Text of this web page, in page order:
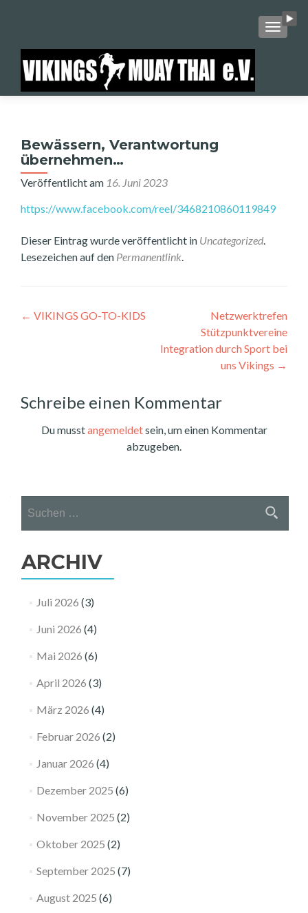
Bewässern, Verantwortung
übernehmen…
Veröffentlicht am 16. Juni 2023
https://www.facebook.com/reel/3468210860119849
Dieser Eintrag wurde veröffentlicht in Uncategorized.
Lesezeichen auf den Permanentlink.
Beitragsnavigation
← VIKINGS GO-TO-KIDS
Netzwerktrefen
Stützpunktvereine
Integration durch Sport bei
uns Vikings →
Schreibe einen Kommentar
Du musstangemeldetsein, um einen Kommentar
abzugeben.
nach:
ARCHIV
Juli 2026 (3)
Juni 2026 (4)
Mai 2026 (6)
April 2026 (3)
März 2026 (4)
Februar 2026 (2)
Januar 2026 (4)
Dezember 2025 (6)
November 2025 (2)
Oktober 2025 (2)
September 2025 (7)
August 2025 (6)